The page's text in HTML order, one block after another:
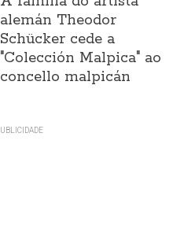
alemán Theodor
Schücker cede a
"Colección Malpica" ao
concello malpicán